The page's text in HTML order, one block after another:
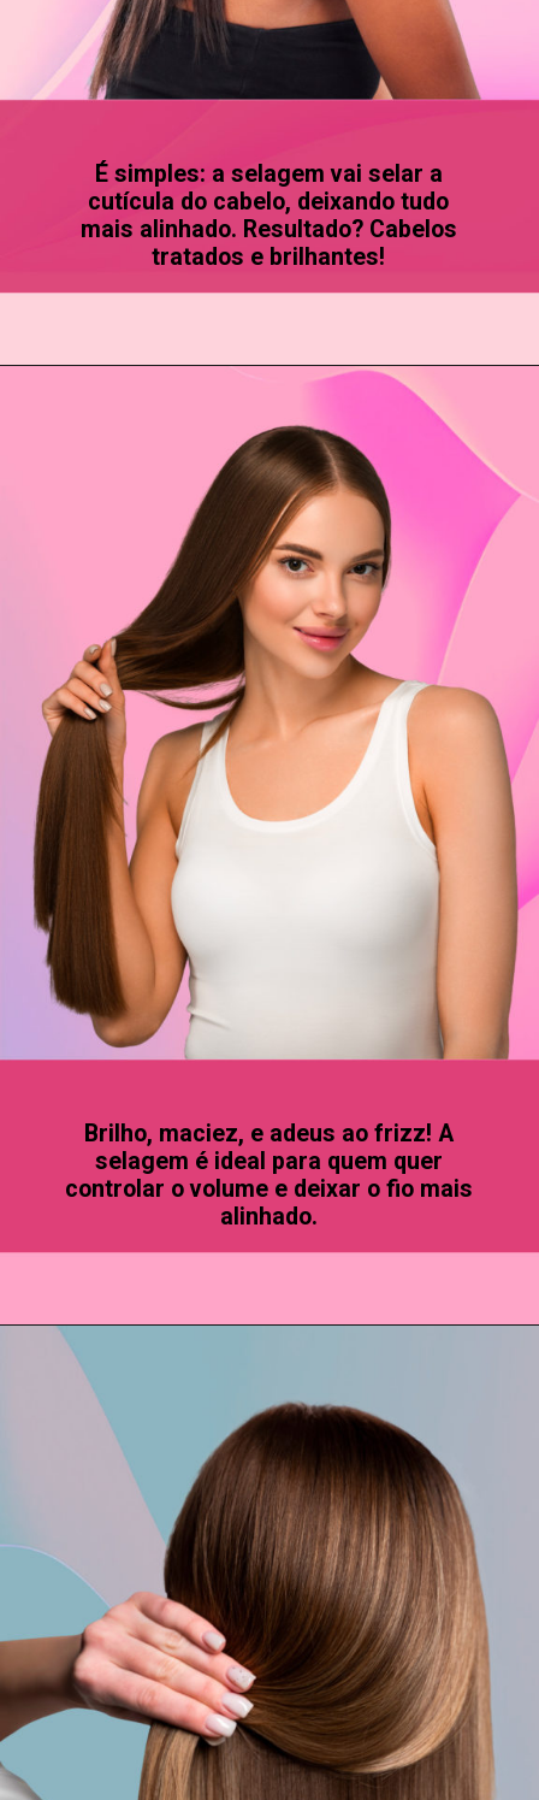
É simples: a selagem vai selar a
cutícula do cabelo, deixando tudo
mais alinhado. Resultado? Cabelos
tratados e brilhantes!
Brilho, maciez, e adeus ao frizz! A
selagem é ideal para quem quer
controlar o volume e deixar o fio mais
alinhado.